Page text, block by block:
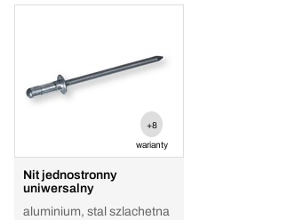
+8
warianty
Nit jednostronny
uniwersalny
aluminium, stal szlachetna